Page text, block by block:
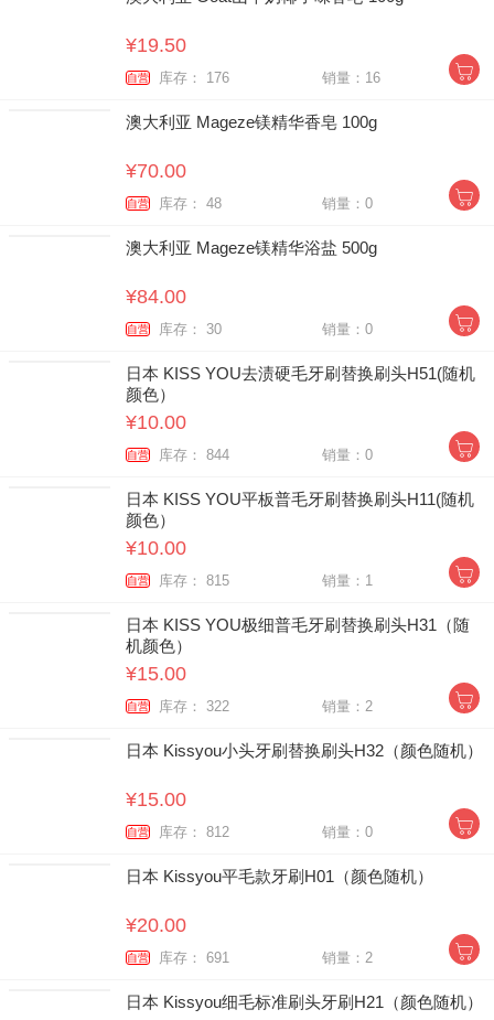
¥19.50
自营 库存： 176 销量：16
澳大利亚 Mageze镁精华香皂 100g
¥70.00
自营 库存： 48 销量：0
澳大利亚 Mageze镁精华浴盐 500g
¥84.00
自营 库存： 30 销量：0
日本 KISS YOU去渍硬毛牙刷替换刷头H51(随机
颜色）
¥10.00
自营 库存： 844 销量：0
日本 KISS YOU平板普毛牙刷替换刷头H11(随机
颜色）
¥10.00
自营 库存： 815 销量：1
日本 KISS YOU极细普毛牙刷替换刷头H31（随
机颜色）
¥15.00
自营 库存： 322 销量：2
日本 Kissyou小头牙刷替换刷头H32（颜色随机）
¥15.00
自营 库存： 812 销量：0
日本 Kissyou平毛款牙刷H01（颜色随机）
¥20.00
自营 库存： 691 销量：2
日本 Kissyou细毛标准刷头牙刷H21（颜色随机）